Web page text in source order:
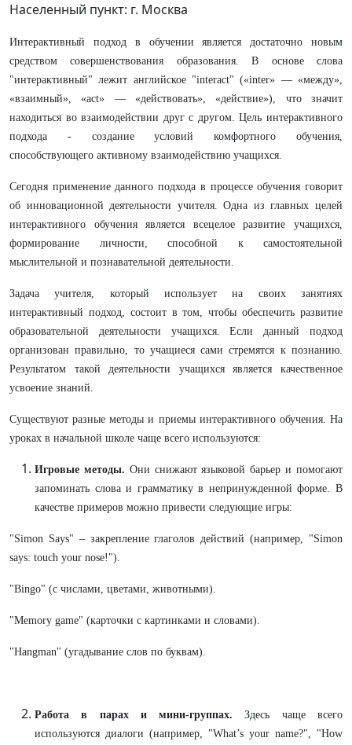
Населенный пункт: г. Москва
Интерактивный подход в обучении является достаточно новым
средством совершенствования образования. В основе слова
"интерактивный" лежит английское "interact" («inter» — «между»,
«взаимный», «act» — «действовать», «действие»), что значит
находиться во взаимодействии друг с другом. Цель интерактивного
подхода - создание условий комфортного обучения,
способствующего активному взаимодействию учащихся.
Сегодня применение данного подхода в процессе обучения говорит
об инновационной деятельности учителя. Одна из главных целей
интерактивного обучения является всецелое развитие учащихся,
формирование личности, способной к самостоятельной
мыслительной и познавательной деятельности.
Задача учителя, который использует на своих занятиях
интерактивный подход, состоит в том, чтобы обеспечить развитие
образовательной деятельности учащихся. Если данный подход
организован правильно, то учащиеся сами стремятся к познанию.
Результатом такой деятельности учащихся является качественное
усвоение знаний.
Существуют разные методы и приемы интерактивного обучения. На
уроках в начальной школе чаще всего используются:
Игровые методы. Они снижают языковой барьер и помогают
запоминать слова и грамматику в непринужденной форме. В
качестве примеров можно привести следующие игры:
"Simon Says" – закрепление глаголов действий (например, "Simon
says: touch your nose!").
"Bingo" (с числами, цветами, животными).
"Memory game" (карточки с картинками и словами).
"Hangman" (угадывание слов по буквам).
Работа в парах и мини-группах.Здесь чаще всего
используются диалоги (например, "What’s your name?", "How